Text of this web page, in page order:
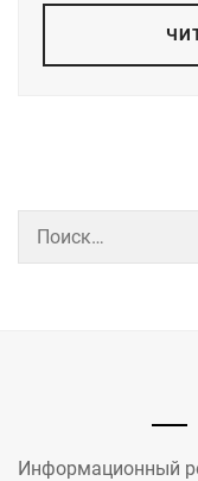
Информационный